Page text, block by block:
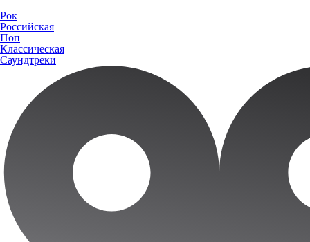
Рок
Российская
Поп
Классическая
Саундтреки